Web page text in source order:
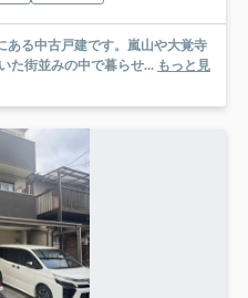
ある中古戸建です。嵐山や大覚寺
た街並みの中で暮らせ... もっと見